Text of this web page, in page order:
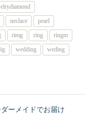
neclace
pearl
rimg ring
ringm
wedding
weding
ーメイドでお届け